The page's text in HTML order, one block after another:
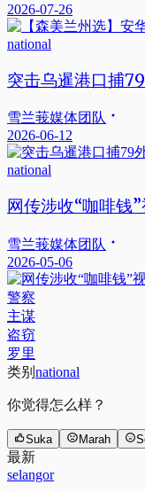
2026-07-26
national
突击乌暹港口捕
雪兰莪媒体团队
2026-06-12
national
网传涉收“咖啡钱
雪兰莪媒体团队
2026-05-06
警察
主谋
盗窃
罗里
类别 national
你觉得怎么样？
Suka Marah
最新
selangor